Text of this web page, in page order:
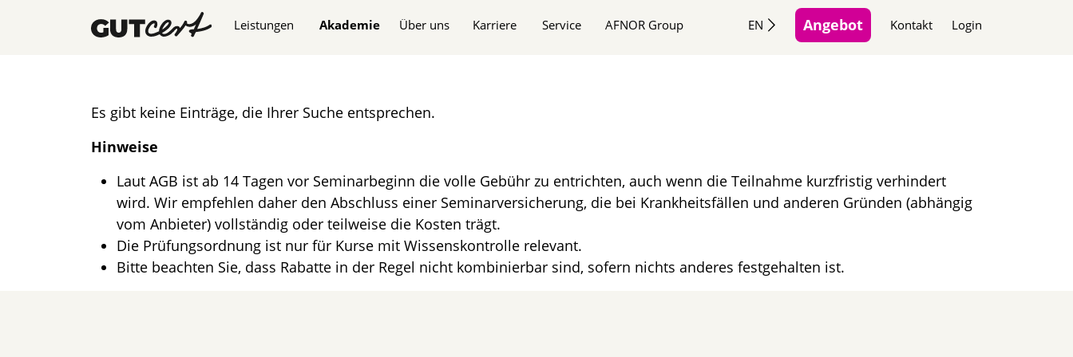
Leistungen
Akademie Über uns Karriere Service AFNOR Group EN Angebot Kontakt Login
Es gibt keine Einträge, die Ihrer Suche entsprechen.
Hinweise
Laut AGB ist ab 14 Tagen vor Seminarbeginn die volle Gebühr zu entrichten, auch wenn die Teilnahme kurzfristig verhindert
wird. Wir empfehlen daher den Abschluss einer Seminarversicherung, die bei Krankheitsfällen und anderen Gründen (abhängig
vom Anbieter) vollständig oder teilweise die Kosten trägt.
Die Prüfungsordnung ist nur für Kurse mit Wissenskontrolle relevant.
Bitte beachten Sie, dass Rabatte in der Regel nicht kombinierbar sind, sofern nichts anderes festgehalten ist.